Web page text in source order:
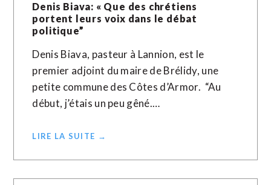
Denis Biava: « Que des chrétiens
portent leurs voix dans le débat
politique”
Denis Biava, pasteur à Lannion, est le
premier adjoint du maire de Brélidy, une
petite commune des Côtes d’Armor. “Au
début, j’étais un peu gêné.…
LIRE LA SUITE →